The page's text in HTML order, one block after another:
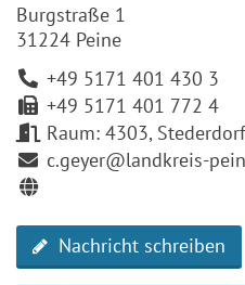
Burgstraße 1
31224 Peine
+49 5171 401 430 3
+49 5171 401 772 4
Raum: 4303,
c.geyer@landkreis-
Nachricht schreiben